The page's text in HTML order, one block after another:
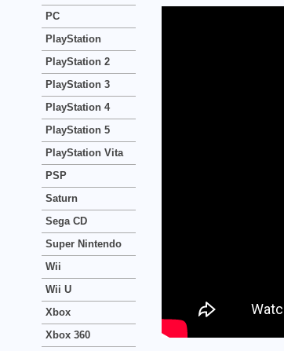
PC
PlayStation
PlayStation 2
PlayStation 3
PlayStation 4
PlayStation 5
PlayStation Vita
PSP
Saturn
Sega CD
Super Nintendo
Wii
Wii U
Xbox
Xbox 360